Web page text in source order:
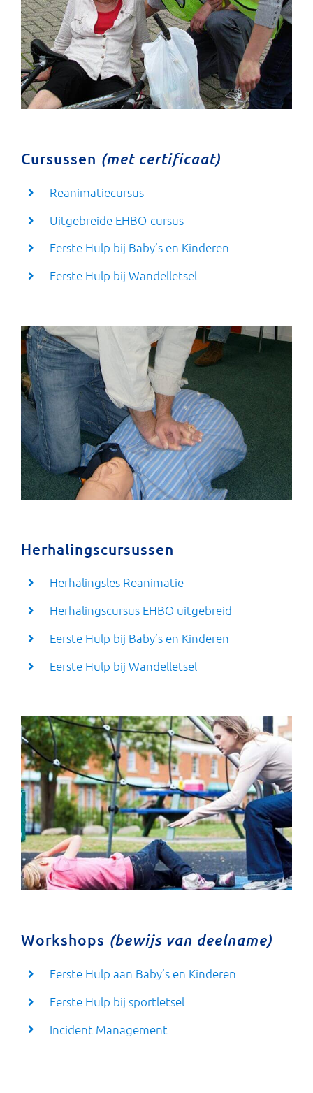
Cursussen (met certificaat)
Reanimatiecursus
Uitgebreide EHBO-cursus
Eerste Hulp bij Baby’s en Kinderen
Eerste Hulp bij Wandelletsel
Herhalingscursussen
Herhalingsles Reanimatie
Herhalingscursus EHBO uitgebreid
Eerste Hulp bij Baby’s en Kinderen
Eerste Hulp bij Wandelletsel
Workshops (bewijs van deelname)
Eerste Hulp aan Baby’s en Kinderen
Eerste Hulp bij sportletsel
Incident Management